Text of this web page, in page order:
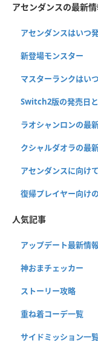
アセンダンスの最新
アセンダンスはいつ
新登場モンスター
マスターランクはい
Switch2版の発売日
ラオシャンロンの最
クシャルダオラの最
アセンダンスに向け
復帰プレイヤー向け
人気記事
アップデート最新情
神おまチェッカー
ストーリー攻略
重ね着コーデ一覧
サイドミッション一